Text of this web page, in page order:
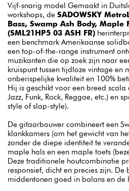
Vijf-snarig model Gemaakt in
workshops, de SADOWSKY
Bass, Swamp Ash Body,
(SML21HP5 03 ASH FR)
een benchmark Amerikaanse
een top-of-the-range instrument
muzikanten die op zoek zijn naar
kruispunt tussen tijdloze vintage en
onberispelijke kwaliteit en 100%
Hij is geschikt voor een breed scala
Jazz, Funk, Rock, Reggae, etc.) en
style of slap-style).
De gitaarbouwer combineert een
klankkamers (om het gewicht van
zonder de diepe identiteit te
maple hals en een maple toets
Deze traditionele houtcombinatie
responsief, dicht en precies zijn. De
middentonen goed in balans en de